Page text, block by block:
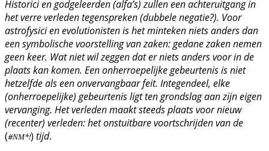
Historici en godgeleerden (alfa’s) zullen een achteruitgang in
het verre verleden tegenspreken (dubbele negatie?). Voor
astrofysici en evolutionisten is het minteken niets anders dan
een symbolische voorstelling van zaken: gedane zaken nemen
geen keer. Wat niet wil zeggen dat er niets anders voor in de
plaats kan komen. Een onherroepelijke gebeurtenis is niet
hetzelfde als een onvervangbaar feit. Integendeel, elke
(onherroepelijke) gebeurtenis ligt ten grondslag aan zijn eigen
vervanging. Het verleden maakt steeds plaats voor nieuw
(recenter) verleden: het onstuitbare voortschrijden van de
(#NM*!) tijd.